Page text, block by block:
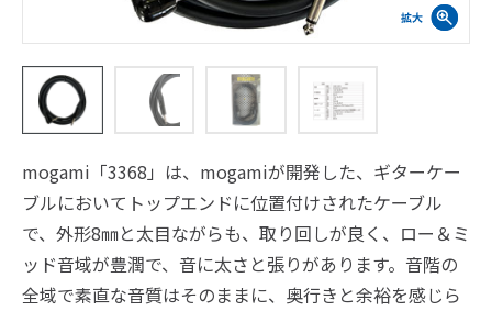
mogami「3368」は、mogamiが開発した、ギターケー
ブルにおいてトップエンドに位置付けされたケーブル
で、外形8㎜と太目ながらも、取り回しが良く、ロー＆ミ
ッド音域が豊潤で、音に太さと張りがあります。音階の
全域で素直な音質はそのままに、奥行きと余裕を感じら